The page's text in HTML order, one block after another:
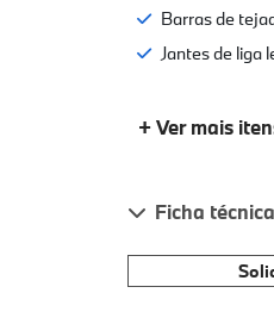
Barras de
Jantes de liga
+ Ver mais
Ficha técnica